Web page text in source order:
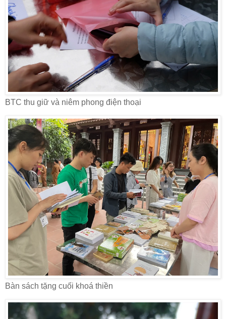
BTC thu giữ và niêm phong điện thoại
Bàn sách tặng cuối khoá thiền